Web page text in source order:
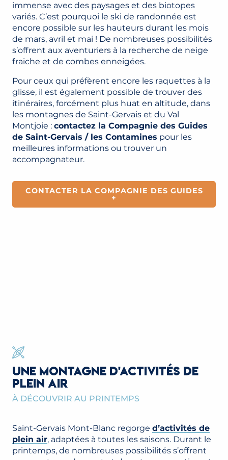
immense avec des paysages et des biotopes
variés. C’est pourquoi le ski de randonnée est
encore possible sur les hauteurs durant les mois
de mars, avril et mai ! De nombreuses possibilités
s’offrent aux aventuriers à la recherche de neige
fraiche et de combes enneigées.
Pour ceux qui préfèrent encore les raquettes à la
glisse, il est également possible de trouver des
itinéraires, forcément plus huat en altitude, dans
les montagnes de Saint-Gervais et du Val
Montjoie : contactez la Compagnie des Guides
de Saint-Gervais / les Contamines pour les
meilleures informations ou trouver un
accompagnateur.
CONTACTER LA COMPAGNIE DES GUIDES
+
UNE MONTAGNE D'ACTIVITÉS DE
PLEIN AIR
À DÉCOUVRIR AU PRINTEMPS
Saint-Gervais Mont-Blanc regorge d’activités de
plein air, adaptées à toutes les saisons. Durant le
printemps, de nombreuses possibilités s’offrent